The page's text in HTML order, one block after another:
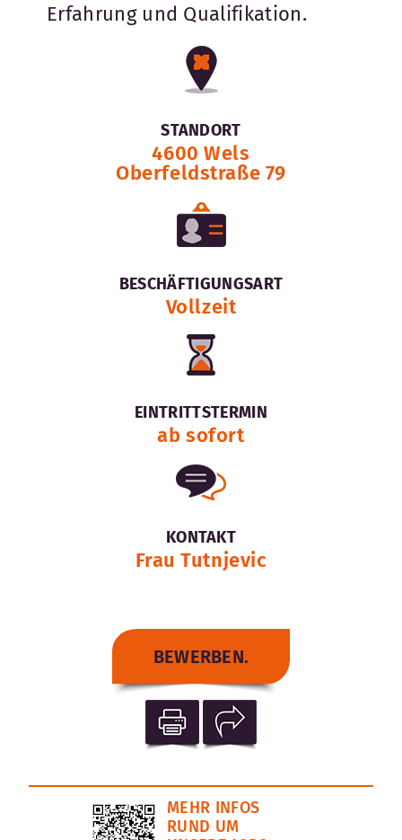
Erfahrung und Qualifikation.
STANDORT
4600 Wels
Oberfeldstraße 79
BESCHÄFTIGUNGSART
Vollzeit
EINTRITTSTERMIN
ab sofort
KONTAKT
Frau Tutnjevic
BEWERBEN.
MEHR INFOS
RUND UM